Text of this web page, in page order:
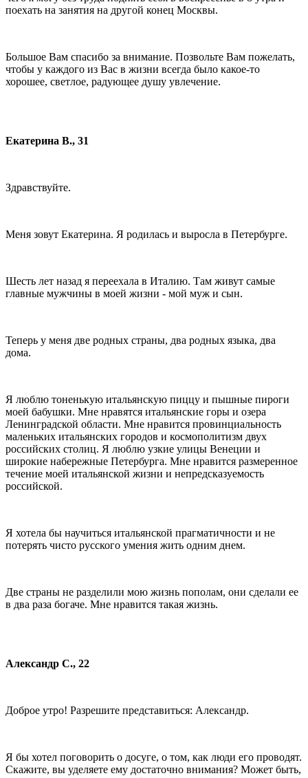
поехать на занятия на другой конец Москвы.
Большое Вам спасибо за внимание. Позвольте Вам пожелать,
чтобы у каждого из Вас в жизни всегда было какое-то
хорошее, светлое, радующее душу увлечение.
Екатерина В., 31
Здравствуйте.
Меня зовут Екатерина. Я родилась и выросла в Петербурге.
Шесть лет назад я переехала в Италию. Там живут самые
главные мужчины в моей жизни - мой муж и сын.
Теперь у меня две родных страны, два родных языка, два
дома.
Я люблю тоненькую итальянскую пиццу и пышные пироги
моей бабушки. Мне нравятся итальянские горы и озера
Ленинградской области. Мне нравится провинциальность
маленьких итальянских городов и космополитизм двух
российских столиц. Я люблю узкие улицы Венеции и
широкие набережные Петербурга. Мне нравится размеренное
течение моей итальянской жизни и непредсказуемость
российской.
Я хотела бы научиться итальянской прагматичности и не
потерять чисто русского умения жить одним днем.
Две страны не разделили мою жизнь пополам, они сделали ее
в два раза богаче. Мне нравится такая жизнь.
Александр С., 22
Доброе утро! Разрешите представиться: Александр.
Я бы хотел поговорить о досуге, о том, как люди его проводят.
Скажите, вы уделяете ему достаточно внимания? Может быть,